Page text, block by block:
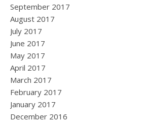
September 2017
August 2017
July 2017
June 2017
May 2017
April 2017
March 2017
February 2017
January 2017
December 2016